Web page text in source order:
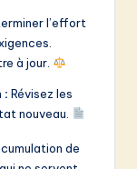
l’effort
à jour.
: Révisez les
nouveau.
de